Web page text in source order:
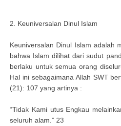
2. Keuniversalan Dinul Islam
Keuniversalan Dinul Islam adalah
bahwa Islam dilihat dari sudut
berlaku untuk semua orang
Hal ini sebagaimana Allah SWT
(21): 107 yang artinya :
“Tidak Kami utus Engkau
seluruh alam.” 23